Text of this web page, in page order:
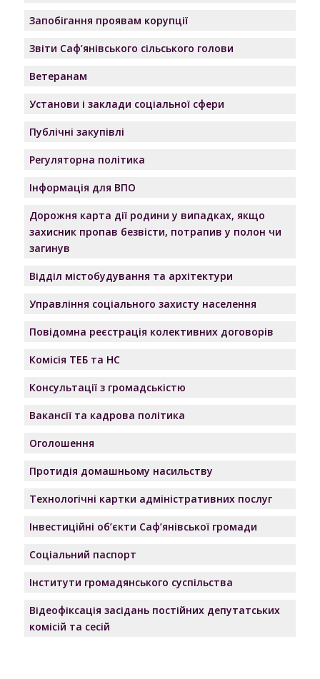
Запобігання проявам корупції
Звіти Саф’янівського сільського голови
Ветеранам
Установи і заклади соціальної сфери
Публічні закупівлі
Регуляторна політика
Інформація для ВПО
Дорожня карта дії родини у випадках, якщо
захисник пропав безвісти, потрапив у полон чи
загинув
Відділ містобудування та архітектури
Управління соціального захисту населення
Повідомна реєстрація колективних договорів
Комісія ТЕБ та НС
Консультації з громадськістю
Вакансії та кадрова політика
Оголошення
Протидія домашньому насильству
Технологічні картки адміністративних послуг
Інвестиційні об’єкти Саф’янівської громади
Соціальний паспорт
Інститути громадянського суспільства
Відеофіксація засідань постійних депутатських
комісій та сесій